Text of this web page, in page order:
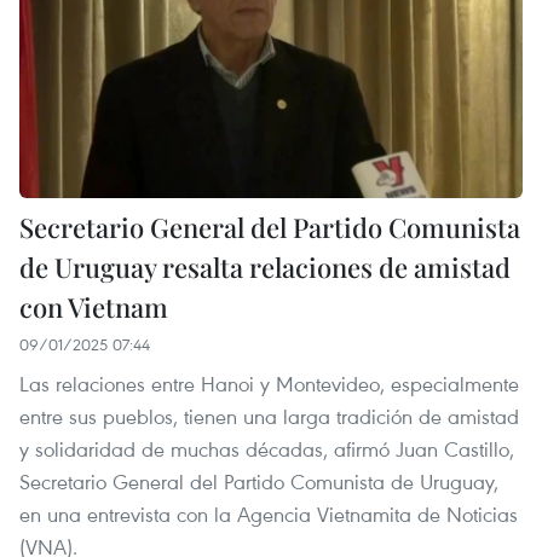
Secretario General del Partido Comunista
de Uruguay resalta relaciones de amistad
con Vietnam
09/01/2025 07:44
Las relaciones entre Hanoi y Montevideo, especialmente
entre sus pueblos, tienen una larga tradición de amistad
y solidaridad de muchas décadas, afirmó Juan Castillo,
Secretario General del Partido Comunista de Uruguay,
en una entrevista con la Agencia Vietnamita de Noticias
(VNA).